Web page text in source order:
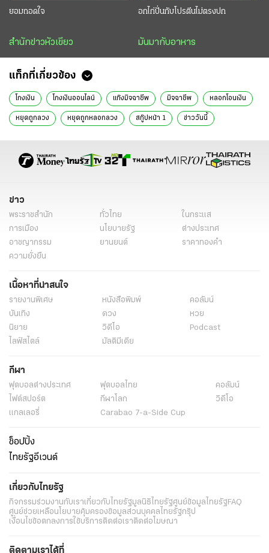
ยอมถอดใจ
สำนักข่าวหัวเขียว
อกไก่ปั่นกับโปรตีนไม่ตรงปก
มันมากับอาหาร
แท็กที่เกี่ยวข้อง
โกงเงิน โกงเงินออนไลน์ แก๊งมิจฉาชีพ มิจฉาชีพ หลอกโอนเงิน
หยุดถูกลวง หยุดถูกหลอกลวง สกู๊ปหน้า 1 ข่าววันนี้
ข่าว
พระราชสำนัก ทั่วไทย
ในกระแส
การเมือง
นโยบายรัฐ
ต่างประเทศ
อาชญากรรม
ยานยนต์
ราคาทองคำ
ความยั่งยืน
เนื้อหาที่น่าสนใจ
รายงานพิเศษ หนังสือพิมพ์
คอลัมน์
บันเทิง
ดวง
หวย
นิยาย
วิดีโอ
Podcast
ไลฟ์สไตล์
มัลติมีเดีย
กีฬา
ฟุตบอลต่่างประเทศ ฟุตบอลไทย
คอลัมน์
ไฟต์สปอร์ต
กีฬาโลก
วิดีโอ
แกลเลอรี่
Carabao 7-a-Side Cup
ช็อปปิ้ง
ไทยรัฐอีเวนต์
เกี่ยวกับไทยรัฐ
กิจกรรมร่วมงานกับเราเกี่ยวกับไทยรัฐมูลนิธิไทยรัฐศูนย์ข้อมูลไทยรัฐFAQ
ศูนย์ช่วยเหลือนโยบายคุ้มครองข้อมูลส่วนบุคคลไทยรัฐกรุ๊ป
เงื่อนไขข้อตกลงการใช้บริการติดต่อเราติดต่อโฆษณา
ติดตามเราได้ที่